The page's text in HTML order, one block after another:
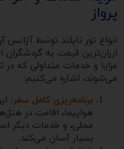
پرواز
انواع تور تایلند توسط آژانس
ارزان‌ترین قیمت به گردشگران
مزایا و خدمات متداولی که در
می‌شوند، اشاره می‌کنیم:
برنامه‌ریزی کامل سفر:
هواپیما، اقامت در
محلی، و خدمات دیگر
بسیار آسان می‌کند.